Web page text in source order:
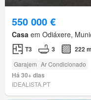
550 000 €
Casa em Odiáxere,
T3 3 222
Garajem Ar Condicionado
Há 30+ dias
IDEALISTA.PT